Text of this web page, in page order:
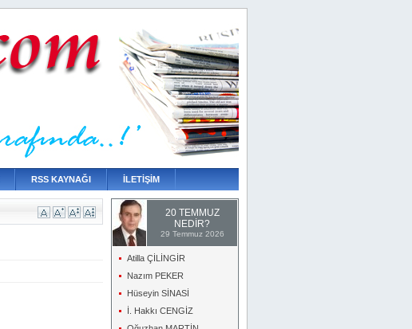
RSS KAYNAĞI İLETİŞİM
20 TEMMUZ
NEDİR?
29 Temmuz 2026
Atilla ÇİLİNGİR
Nazım PEKER
Hüseyin SİNASİ
İ. Hakkı CENGİZ